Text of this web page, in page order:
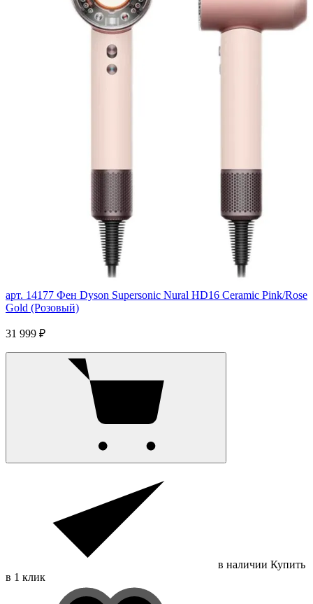
арт. 14177 Фен Dyson Supersonic Nural HD16 Ceramic Pink/Rose
Gold (Розовый)
31 999 ₽
в наличии Купить
в 1 клик